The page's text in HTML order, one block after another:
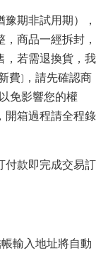
期非試用期），
商品一經拆封，
，若需退換貨，我
費)，請先確認商
免影響您的權
開箱過程請全程錄
付款即完成交易訂
輸入地址將自動